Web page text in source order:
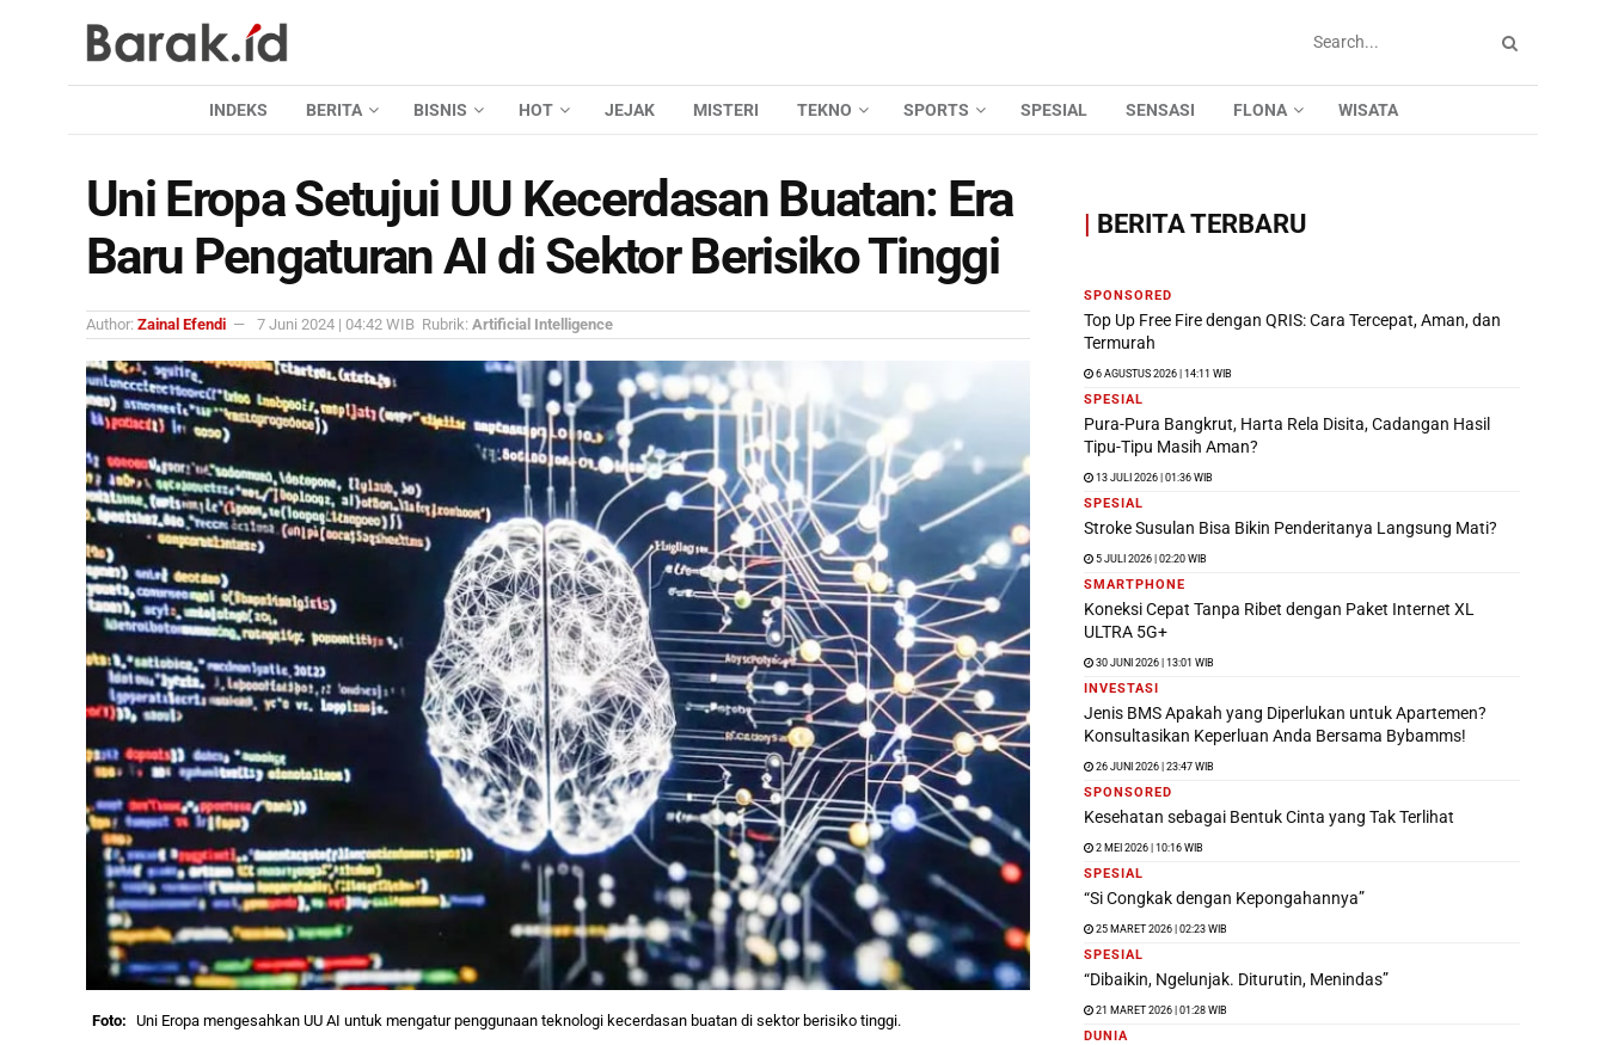
INDEKS BERITA BISNIS HOT JEJAK MISTERI TEKNO SPORTS SPESIAL SENSASI FLONA WISATA
Uni Eropa Setujui UU Kecerdasan Buatan: Era
Baru Pengaturan AI di Sektor Berisiko Tinggi
Author: Zainal Efendi 7 Juni 2024 | 04:42 WIB Rubrik: Artificial Intelligence
Uni Eropa mengesahkan UU AI untuk mengatur penggunaan teknologi kecerdasan buatan di sektor berisiko tinggi.
| BERITA TERBARU
SPONSORED
Top Up Free Fire dengan QRIS: Cara Tercepat, Aman, dan
Termurah
6 AGUSTUS 2026 | 14:11 WIB
SPESIAL
Pura-Pura Bangkrut, Harta Rela Disita, Cadangan Hasil
Tipu-Tipu Masih Aman?
13 JULI 2026 | 01:36 WIB
SPESIAL
Stroke Susulan Bisa Bikin Penderitanya Langsung Mati?
5 JULI 2026 | 02:20 WIB
SMARTPHONE
Koneksi Cepat Tanpa Ribet dengan Paket Internet XL
ULTRA 5G+
30 JUNI 2026 | 13:01 WIB
INVESTASI
Jenis BMS Apakah yang Diperlukan untuk Apartemen?
Konsultasikan Keperluan Anda Bersama Bybamms!
26 JUNI 2026 | 23:47 WIB
SPONSORED
Kesehatan sebagai Bentuk Cinta yang Tak Terlihat
2 MEI 2026 | 10:16 WIB
SPESIAL
“Si Congkak dengan Kepongahannya”
25 MARET 2026 | 02:23 WIB
SPESIAL
“Dibaikin, Ngelunjak. Diturutin, Menindas”
21 MARET 2026 | 01:28 WIB
DUNIA